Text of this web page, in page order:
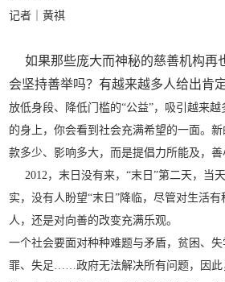
记者｜黄祺
如果那些庞大而神秘的慈善机构再
会坚持善举吗？有越来越多人给出肯
放低身段、降低门槛的“公益”，吸引越来越
的身上，你会看到社会充满希望的一面。
款多少、影响多大，而是提倡力所能及，善
2012，末日没有来，“末日”第二天，当
实，没有人盼望“末日”降临，尽管对生活
人，还是对向善的改变充满乐观。
一个社会要面对种种难题与矛盾，贫困、
罪、失足……政府无法解决所有问题，因此